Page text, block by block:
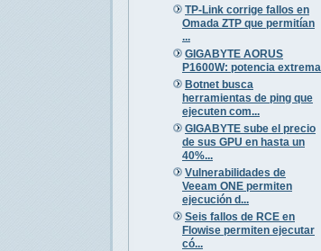
TP-Link corrige fallos en
Omada ZTP que permitían
...
GIGABYTE AORUS
P1600W: potencia extrema
Botnet busca
herramientas de ping que
ejecuten com...
GIGABYTE sube el precio
de sus GPU en hasta un
40%...
Vulnerabilidades de
Veeam ONE permiten
ejecución d...
Seis fallos de RCE en
Flowise permiten ejecutar
có...